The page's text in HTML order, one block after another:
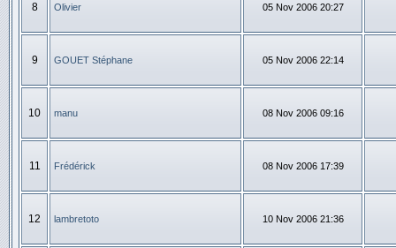
8 Olivier 05 Nov 2006 20:27
9 GOUET Stéphane 05 Nov 2006 22:14
10 manu 08 Nov 2006 09:16
11 Frédérick 08 Nov 2006 17:39
12 lambretoto 10 Nov 2006 21:36